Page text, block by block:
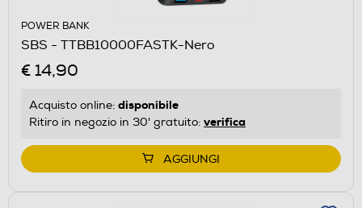
POWER BANK
SBS - TTBB10000FASTK-Nero
€ 14,90
Acquisto online: disponibile
Ritiro in negozio in 30' gratuito: verifica
AGGIUNGI